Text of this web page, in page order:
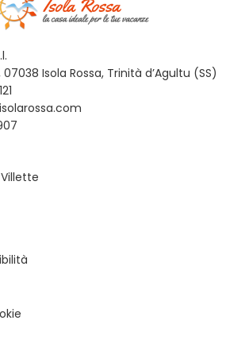
Isola Rossa, Trinità d’Agultu (SS)